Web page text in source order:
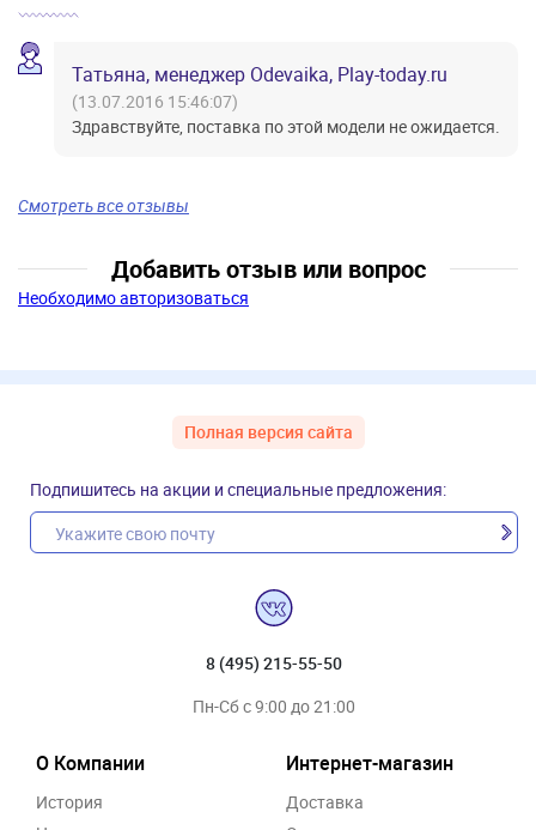
Татьяна, менеджер Odevaika, Play-today.ru
(13.07.2016 15:46:07)
Здравствуйте, поставка по этой модели не ожидается.
Смотреть все отзывы
Добавить отзыв или вопрос
Необходимо авторизоваться
Полная версия сайта
Подпишитесь на акции и специальные предложения:
8 (495) 215-55-50
Пн-Сб с 9:00 до 21:00
О Компании
История
Интернет-магазин
Доставка